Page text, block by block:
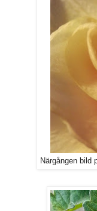
Närgången bild